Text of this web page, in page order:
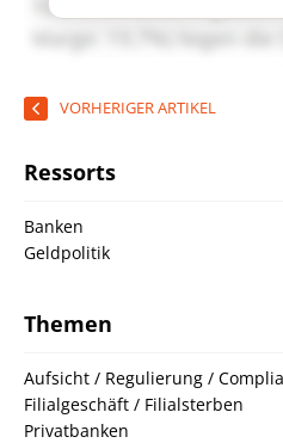
VORHERIGER ARTIKEL
Ressorts
Banken
Geldpolitik
Themen
Aufsicht / Regulierung /
Filialgeschäft / Filialsterben
Privatbanken